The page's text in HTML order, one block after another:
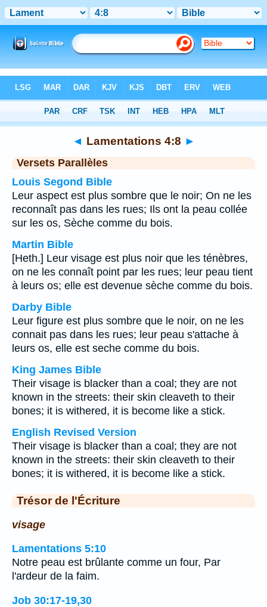
> Chapitre 4 > Verset 8
◄ Lamentations 4:8 ►
Versets Parallèles
Louis Segond Bible
Leur aspect est plus sombre que le noir; On ne les
reconnaît pas dans les rues; Ils ont la peau collée
sur les os, Sèche comme du bois.
Martin Bible
[Heth.] Leur visage est plus noir que les ténèbres,
on ne les connaît point par les rues; leur peau tient
à leurs os; elle est devenue sèche comme du bois.
Darby Bible
Leur figure est plus sombre que le noir, on ne les
connait pas dans les rues; leur peau s'attache à
leurs os, elle est seche comme du bois.
King James Bible
Their visage is blacker than a coal; they are not
known in the streets: their skin cleaveth to their
bones; it is withered, it is become like a stick.
English Revised Version
Their visage is blacker than a coal; they are not
known in the streets: their skin cleaveth to their
bones; it is withered, it is become like a stick.
Trésor de l'Écriture
visage
Lamentations 5:10
Notre peau est brûlante comme un four, Par
l'ardeur de la faim.
Job 30:17-19,30